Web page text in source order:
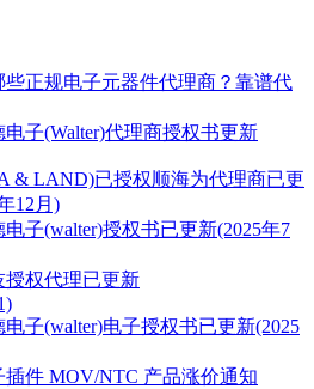
些正规电子元器件代理商？靠谱代
子(Walter)代理商授权书更新
& LAND)已授权顺海为代理商已更
12月)
子(walter)授权书已更新(2025年7
授权代理已更新
子(walter)电子授权书已更新(2025
插件 MOV/NTC 产品涨价通知